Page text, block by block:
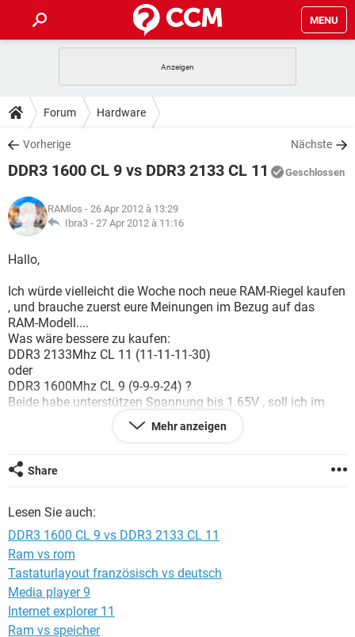
MENU
ANDROID
WINDOWS 10
WHATSAPP TIKTOK
FACEBOOK
TIPPS & TRICKS
SPIELE
WHATSAPP
FACEBOOK
DOWNLOADS
SPIELE STREAMING
ANDROID
WINDOWS 10
WHATSAPP
SPIELE
ANDROID
WINDOWS 10
WHATSAPP TIKTOK
FACEBOOK
LEXIKON
SPIELE
WINDOWS 10 INSTAGRAM
WHATSAPP
FACEBOOK HARDWARE
Forum Hardware
Vorherige Nächste
DDR3 1600 CL 9 vs DDR3 2133 CL 11 Geschlossen
RAMlos - 26 Apr 2012 à 13:29
Ibra3 - 27 Apr 2012 à 11:16
Hallo,
Ich würde vielleicht die Woche noch neue RAM-Riegel kaufen
, und brauche zuerst eure Meinungen im Bezug auf das
RAM-Modell....
Was wäre bessere zu kaufen:
DDR3 2133Mhz CL 11 (11-11-11-30)
oder
DDR3 1600Mhz CL 9 (9-9-9-24) ?
Beide habe unterstützen Spannung bis 1.65V , soll ich im
BIOS was umstellen oder wird es
Mehr anzeigen
Share
Lesen Sie auch:
DDR3 1600 CL 9 vs DDR3 2133 CL 11
Ram vs rom
Tastaturlayout französisch vs deutsch
Media player 9
Internet explorer 11
Ram vs speicher